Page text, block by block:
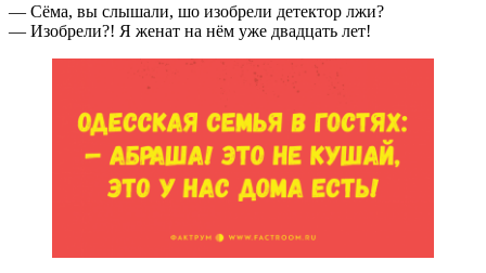
— Сёма, вы слышали, шо изобрели детектор лжи?
— Изобрели?! Я женат на нём уже двадцать лет!